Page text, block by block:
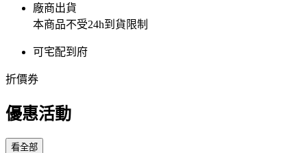
廠商出貨
本商品不受24h到貨限制
可宅配到府
折價券
優惠活動
看全部